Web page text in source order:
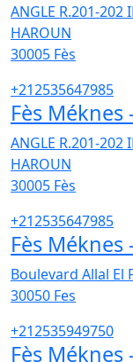
ANGLE R.201-202
HAROUN
30005 Fès
+212535647985
Fès Méknes
ANGLE R.201-202
HAROUN
30005 Fès
+212535647985
Fès Méknes
Boulevard Allal El
30050 Fes
+212535949750
Fès Méknes